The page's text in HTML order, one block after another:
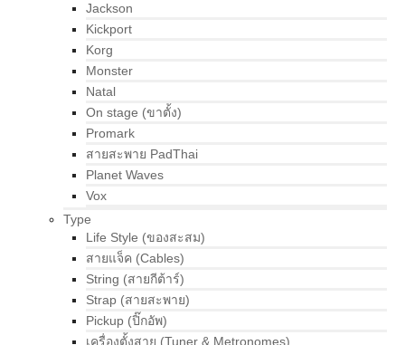
Jackson
Kickport
Korg
Monster
Natal
On stage (ขาตั้ง)
Promark
สายสะพาย PadThai
Planet Waves
Vox
Type
Life Style (ของสะสม)
สายแจ็ค (Cables)
String (สายกีต้าร์)
Strap (สายสะพาย)
Pickup (ปิ๊กอัพ)
เครื่องตั้งสาย (Tuner & Metronomes)